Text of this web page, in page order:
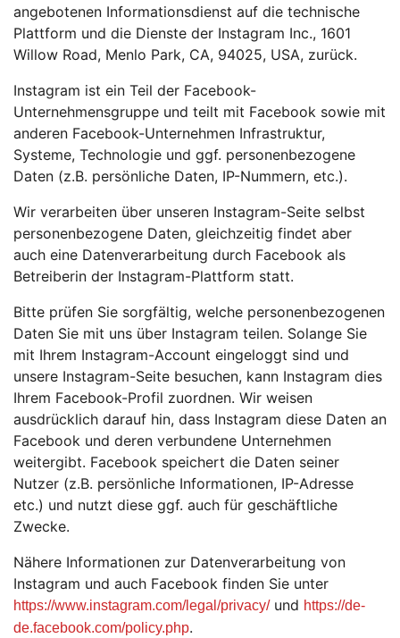
angebotenen Informationsdienst auf die technische
Plattform und die Dienste der Instagram Inc., 1601
Willow Road, Menlo Park, CA, 94025, USA, zurück.
Instagram ist ein Teil der Facebook-
Unternehmensgruppe und teilt mit Facebook sowie mit
anderen Facebook-Unternehmen Infrastruktur,
Systeme, Technologie und ggf. personenbezogene
Daten (z.B. persönliche Daten, IP-Nummern, etc.).
Wir verarbeiten über unseren Instagram-Seite selbst
personenbezogene Daten, gleichzeitig findet aber
auch eine Datenverarbeitung durch Facebook als
Betreiberin der Instagram-Plattform statt.
Bitte prüfen Sie sorgfältig, welche personenbezogenen
Daten Sie mit uns über Instagram teilen. Solange Sie
mit Ihrem Instagram-Account eingeloggt sind und
unsere Instagram-Seite besuchen, kann Instagram dies
Ihrem Facebook-Profil zuordnen. Wir weisen
ausdrücklich darauf hin, dass Instagram diese Daten an
Facebook und deren verbundene Unternehmen
weitergibt. Facebook speichert die Daten seiner
Nutzer (z.B. persönliche Informationen, IP-Adresse
etc.) und nutzt diese ggf. auch für geschäftliche
Zwecke.
Nähere Informationen zur Datenverarbeitung von
Instagram und auch Facebook finden Sie unter
https://www.instagram.com/legal/privacy/und https://de-
de.facebook.com/policy.php.